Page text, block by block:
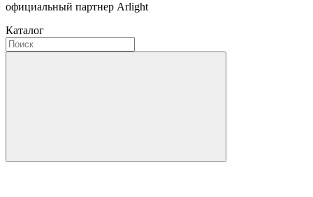
официальный партнер Arlight
Каталог